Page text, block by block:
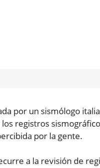
por un sismólogo
registros
por la gente.
a la revisión de